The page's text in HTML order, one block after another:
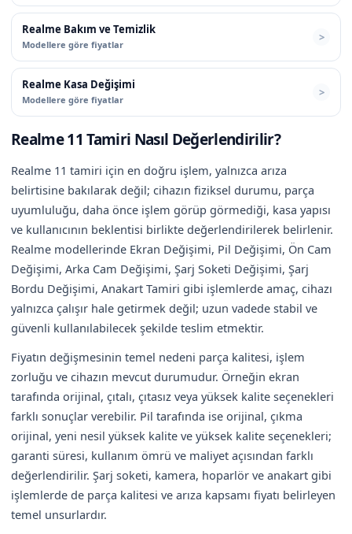
Realme Bakım ve Temizlik
Modellere göre fiyatlar
Realme Kasa Değişimi
Modellere göre fiyatlar
Realme 11 Tamiri Nasıl Değerlendirilir?
Realme 11 tamiri için en doğru işlem, yalnızca arıza
belirtisine bakılarak değil; cihazın fiziksel durumu, parça
uyumluluğu, daha önce işlem görüp görmediği, kasa yapısı
ve kullanıcının beklentisi birlikte değerlendirilerek belirlenir.
Realme modellerinde Ekran Değişimi, Pil Değişimi, Ön Cam
Değişimi, Arka Cam Değişimi, Şarj Soketi Değişimi, Şarj
Bordu Değişimi, Anakart Tamiri gibi işlemlerde amaç, cihazı
yalnızca çalışır hale getirmek değil; uzun vadede stabil ve
güvenli kullanılabilecek şekilde teslim etmektir.
Fiyatın değişmesinin temel nedeni parça kalitesi, işlem
zorluğu ve cihazın mevcut durumudur. Örneğin ekran
tarafında orijinal, çıtalı, çıtasız veya yüksek kalite seçenekleri
farklı sonuçlar verebilir. Pil tarafında ise orijinal, çıkma
orijinal, yeni nesil yüksek kalite ve yüksek kalite seçenekleri;
garanti süresi, kullanım ömrü ve maliyet açısından farklı
değerlendirilir. Şarj soketi, kamera, hoparlör ve anakart gibi
işlemlerde de parça kalitesi ve arıza kapsamı fiyatı belirleyen
temel unsurlardır.